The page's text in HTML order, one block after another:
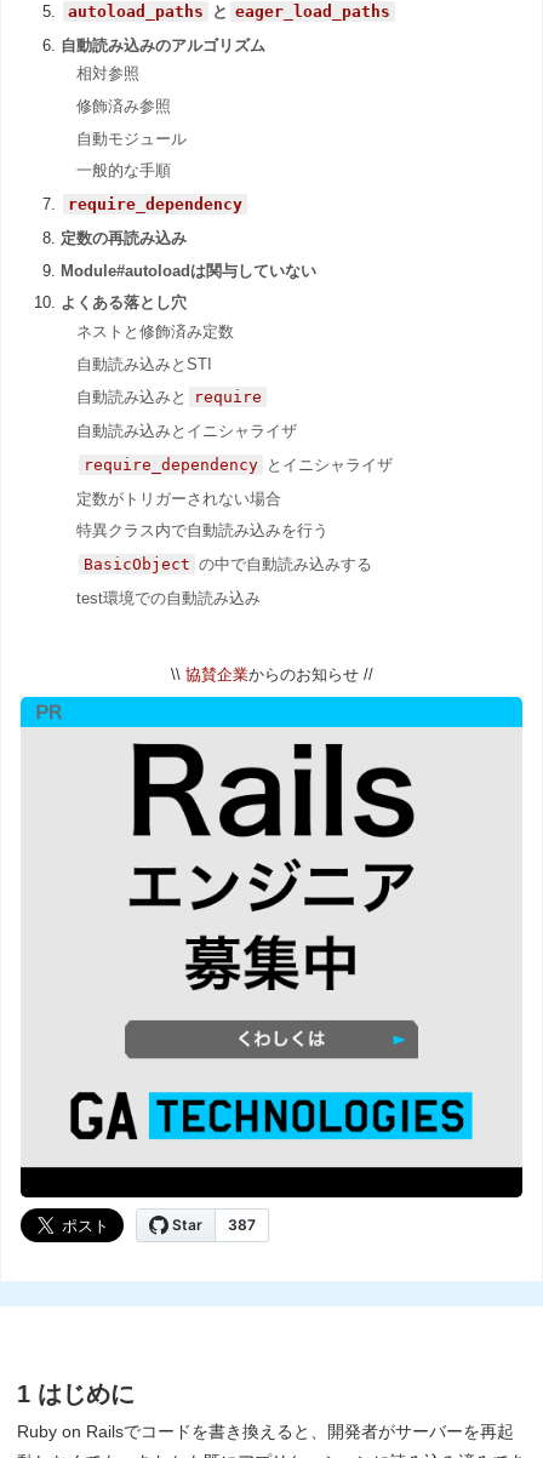
autoload_paths
と eager_load_paths
自動読み込みのアルゴリズム
相対参照
修飾済み参照
自動モジュール
一般的な手順
require_dependency
定数の再読み込み
Module#autoloadは関与していない
よくある落とし穴
ネストと修飾済み定数
自動読み込みとSTI
自動読み込みと
require
自動読み込みとイニシャライザ
require_dependency とイニシャライザ
定数がトリガーされない場合
特異クラス内で自動読み込みを行う
BasicObject の中で自動読み込みする
test環境での自動読み込み
\\ 協賛企業からのお知らせ //
1 はじめに
Ruby on Railsでコードを書き換えると、開発者がサーバーを再起